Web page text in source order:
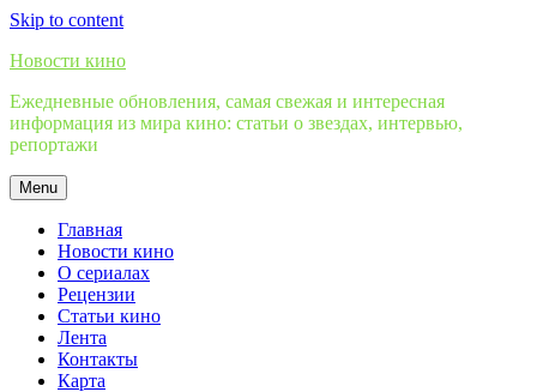
Skip to content
Новости кино
Ежедневные обновления, самая свежая и интересная
информация из мира кино: статьи о звездах, интервью,
репортажи
Menu
Главная
Новости кино
О сериалах
Рецензии
Статьи кино
Лента
Контакты
Карта